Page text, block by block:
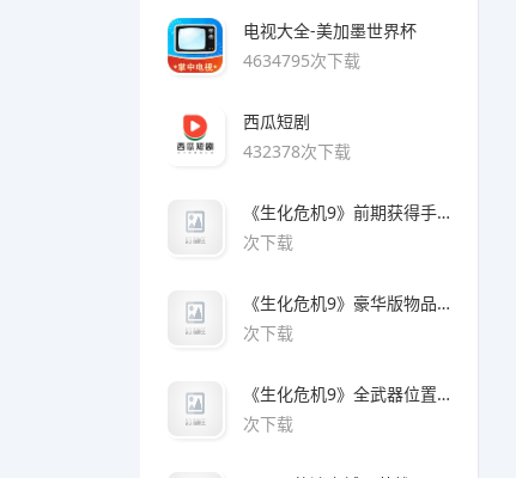
电视大全-美加墨世界杯
4634795次下载
西瓜短剧
432378次下载
《生化危机9》前期获得手枪方法
次下载
《生化危机9》豪华版物品领取方法
次下载
《生化危机9》全武器位置及解锁方法
次下载